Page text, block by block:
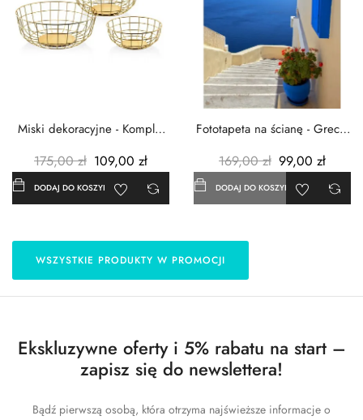
Miski dekoracyjne - Komplet
175,00 zł 109,00 zł
DODAJ DO KOSZYKA
Fototapeta na ścianę - Grecja
169,00 zł 99,00 zł
DODAJ DO KOSZYKA
WSZYSTKIE PRODUKTY W PROMOCJI
Ekskluzywne oferty i 5% rabatu na start –
zapisz się do newslettera!
Bądź pierwszą osobą, która otrzyma najświeższe informacje o